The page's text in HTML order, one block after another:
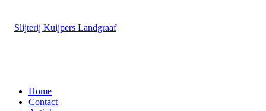
Home
Contact